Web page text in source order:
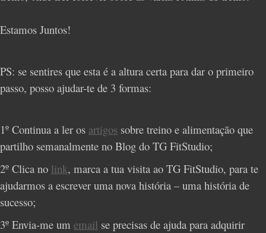
Estamos Juntos!
PS: se sentires que esta é a altura certa para dar o primeiro
passo, posso ajudar-te de 3 formas:
1º Continua a ler os artigos sobre treino e alimentação que
partilho semanalmente no Blog do TG FitStudio;
2º Clica no link, marca a tua visita ao TG FitStudio, para te
ajudarmos a escrever uma nova história – uma história de
sucesso;
3º Envia-me um email se precisas de ajuda para adquirir